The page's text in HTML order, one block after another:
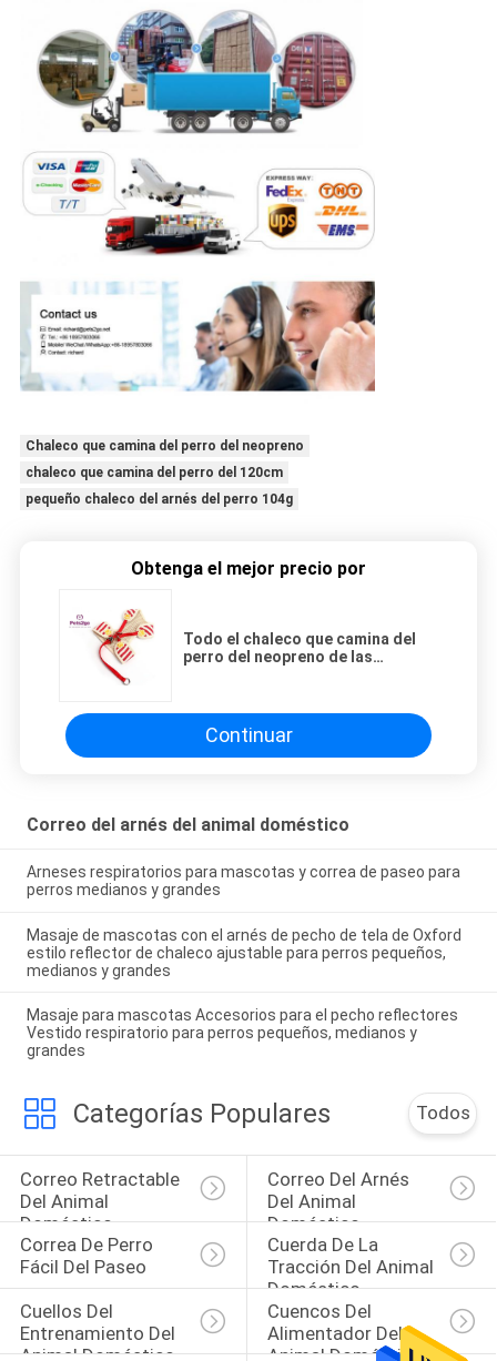
Chaleco que camina del perro del neopreno
chaleco que camina del perro del 120cm
pequeño chaleco del arnés del perro 104g
Obtenga el mejor precio por
Todo el chaleco que camina del
perro del neopreno de las
Continuar
Correo del arnés del animal doméstico
Arneses respiratorios para mascotas y correa de paseo para
perros medianos y grandes
Masaje de mascotas con el arnés de pecho de tela de Oxford
estilo reflector de chaleco ajustable para perros pequeños,
medianos y grandes
Masaje para mascotas Accesorios para el pecho reflectores
Vestido respiratorio para perros pequeños, medianos y
grandes
Categorías Populares Todos
Correo Retractable
Del Animal
Doméstico
Correo Del Arnés
Del Animal
Doméstico
Correa De Perro
Fácil Del Paseo
Cuerda De La
Tracción Del Animal
Doméstico
Cuellos Del
Entrenamiento Del
Animal Doméstico
Cuencos Del
Alimentador Del
Animal Doméstico